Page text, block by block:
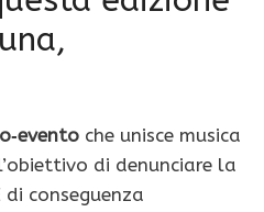
che unisce musica
di denunciare la
conseguenza